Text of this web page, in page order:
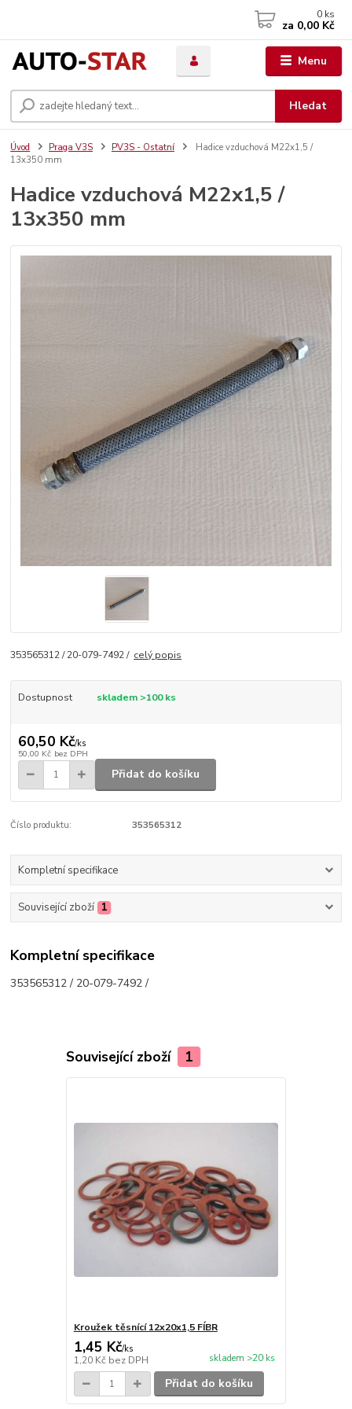
Menu
Hledat
0 ks
za 0,00 Kč
Úvod Praga V3S PV3S - Ostatní
Hadice vzduchová M22x1,5 /
13x350 mm
Hadice vzduchová M22x1,5 /
13x350 mm
353565312 / 20-079-7492 / celý popis
Dostupnost skladem >100 ks
60,50 Kč/ks
50,00 Kč bez DPH
Přidat do košíku
Číslo produktu: 353565312
Kompletní specifikace
Související zboží 1
Kompletní specifikace
353565312 / 20-079-7492 /
Související zboží 1
Kroužek těsnící 12x20x1,5 FÍBR
1,45 Kč/ks
1,20 Kč bez DPH skladem >20 ks
Přidat do košíku